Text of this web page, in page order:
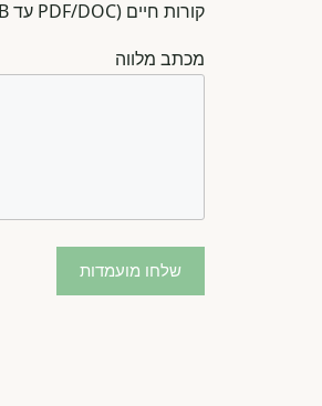
קורות חיים (PDF/DOC עד 5MB)
מכתב מלווה
שלחו מועמדות